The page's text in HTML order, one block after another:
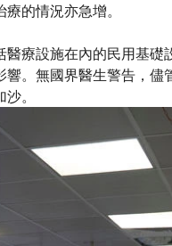
的情況亦急增。
療設施在內的民用基
。無國界醫生警告，
。